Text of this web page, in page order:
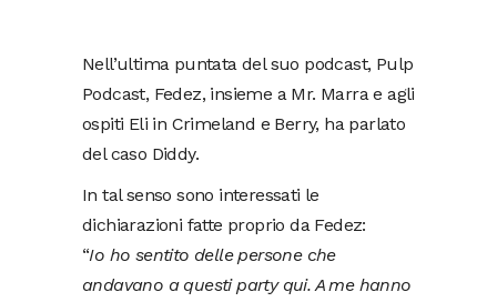
Nell’ultima puntata del suo podcast, Pulp
Podcast, Fedez, insieme a Mr. Marra e agli
ospiti Eli in Crimeland e Berry, ha parlato
del caso Diddy.
In tal senso sono interessati le
dichiarazioni fatte proprio da Fedez:
“Io ho sentito delle persone che
andavano a questi party qui. A me hanno